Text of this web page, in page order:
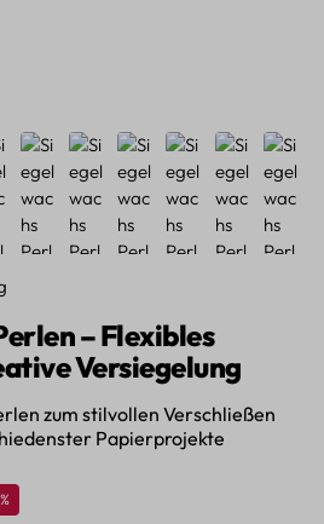
von 5 von 5 Sternen
– Flexibles
Versiegelung
zum stilvollen Verschließen
Papierprojekte